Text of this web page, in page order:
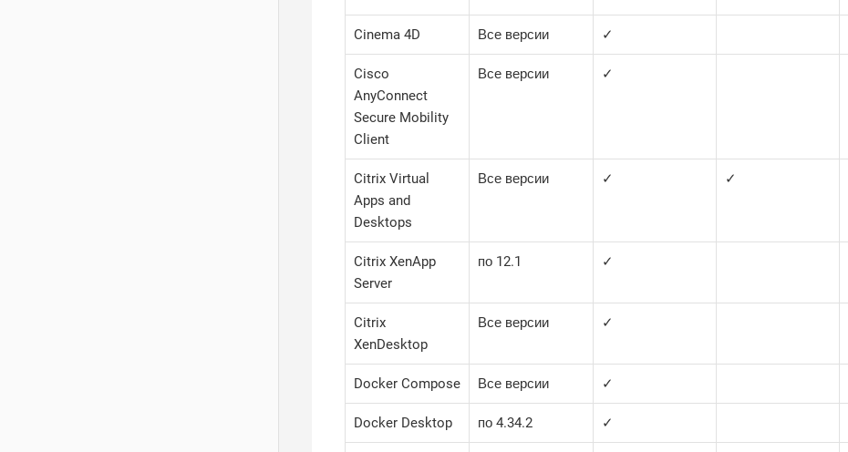
Cinema 4D Все версии ✓
Cisco
AnyConnect
Secure Mobility
Client
Все версии ✓
Citrix Virtual
Apps and
Desktops
Все версии ✓ ✓
Citrix XenApp
Server
по 12.1 ✓
Citrix
XenDesktop
Все версии ✓
Docker Compose Все версии ✓
Docker Desktop по 4.34.2 ✓